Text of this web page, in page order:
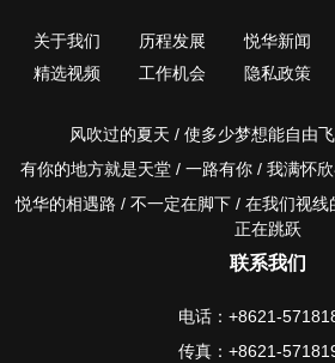
关于我们 历程发展 悦华新闻
精选视频
工作机会 隐私政策
风吹过的夏天 / 使多少梦想能自由
有你的地方就是天堂 / 一路有你 / 我满怀
悦华的相遇路 / 不一定在脚下 / 在我们视
正在跳跃
联系我们
电话：+8621-
传真：+8621-